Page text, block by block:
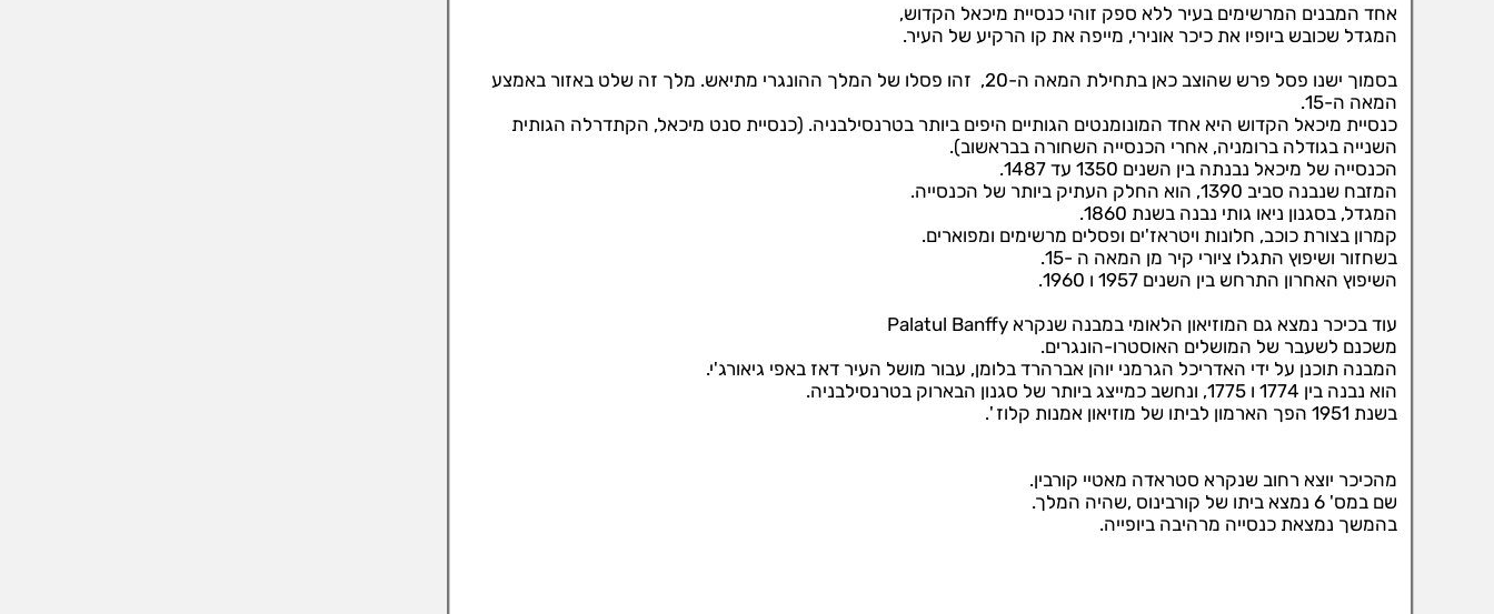
אחד המבנים המרשימים בעיר ללא ספק זוהי כנסיית מיכאל הקדוש,
המגדל שכובש ביופיו את כיכר אונירי, מייפה את קו הרקיע של העיר.
בסמוך ישנו פסל פרש שהוצב כאן בתחילת המאה ה-20, זהו פסלו של המלך ההונגרי מתיאש. מלך זה שלט באזור באמצע
המאה ה-15.
כנסיית מיכאל הקדוש היא אחד המונומנטים הגותיים היפים ביותר בטרנסילבניה. (כנסיית סנט מיכאל, הקתדרלה הגותית
השנייה בגודלה ברומניה, אחרי הכנסייה השחורה בבראשוב).
הכנסייה של מיכאל נבנתה בין השנים 1350 עד 1487.
המזבח שנבנה סביב 1390, הוא החלק העתיק ביותר של הכנסייה.
המגדל, בסגנון ניאו גותי נבנה בשנת 1860.
קמרון בצורת כוכב, חלונות ויטראז'ים ופסלים מרשימים ומפוארים.
בשחזור ושיפוץ התגלו ציורי קיר מן המאה ה -15.
השיפוץ האחרון התרחש בין השנים 1957 ו 1960.
עוד בכיכר נמצא גם המוזיאון הלאומי במבנה שנקרא Palatul Banffy
משכנם לשעבר של המושלים האוסטרו-הונגרים.
המבנה תוכנן על ידי האדריכל הגרמני יוהן אברהרד בלומן, עבור מושל העיר דאז באפי גיאורג'י.
הוא נבנה בין 1774 ו 1775, ונחשב כמייצג ביותר של סגנון הבארוק בטרנסילבניה.
בשנת 1951 הפך הארמון לביתו של מוזיאון אמנות קלוז '.
מהכיכר יוצא רחוב שנקרא סטראדה מאטיי קורבין.
שם במס' 6 נמצא ביתו של קורבינוס ,שהיה המלך.
בהמשך נמצאת כנסייה מרהיבה ביופייה.